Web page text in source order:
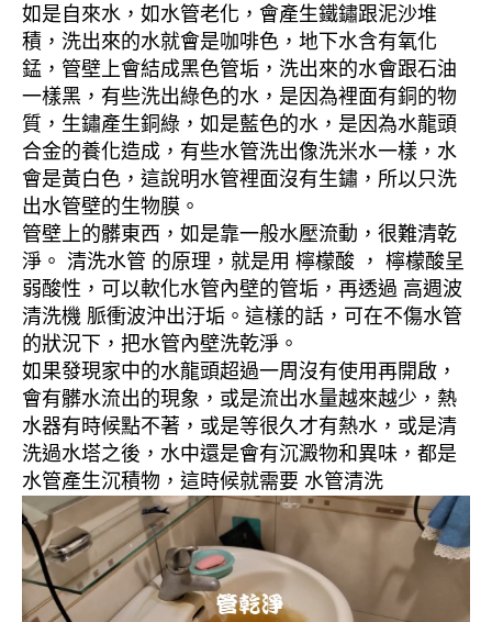
如是自來水，如水管老化，會產生鐵鏽跟泥沙堆
積，洗出來的水就會是咖啡色，地下水含有氧化
錳，管壁上會結成黑色管垢，洗出來的水會跟石油
一樣黑，有些洗出綠色的水，是因為裡面有銅的物
質，生鏽產生銅綠，如是藍色的水，是因為水龍頭
合金的養化造成，有些水管洗出像洗米水一樣，水
會是黃白色，這說明水管裡面沒有生鏽，所以只洗
出水管壁的生物膜。
管壁上的髒東西，如是靠一般水壓流動，很難清乾
淨。 清洗水管 的原理，就是用 檸檬酸 ， 檸檬酸呈
弱酸性，可以軟化水管內壁的管垢，再透過 高週波
清洗機 脈衝波沖出汙垢。這樣的話，可在不傷水管
的狀況下，把水管內壁洗乾淨。
如果發現家中的水龍頭超過一周沒有使用再開啟，
會有髒水流出的現象，或是流出水量越來越少，熱
水器有時候點不著，或是等很久才有熱水，或是清
洗過水塔之後，水中還是會有沉澱物和異味，都是
水管產生沉積物，這時候就需要 水管清洗